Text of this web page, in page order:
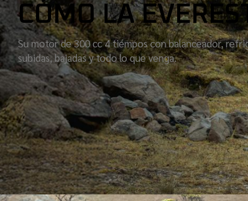
CÓMO LA
Su motor de 300 cc 4 tiempos con balanceador,
subidas, bajadas y todo lo que venga.